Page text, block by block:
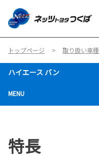
トップページ 取り扱い車種
ハイエース バン
MENU
特長